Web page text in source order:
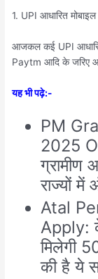
1. UPI आधारित
आजकल कई UPI
Paytm आदि के जरिए
यह भी पढ़े:-
PM
2025
ग्रामीण
राज्यों
Atal
Apply:
मिलेगी
की है ये